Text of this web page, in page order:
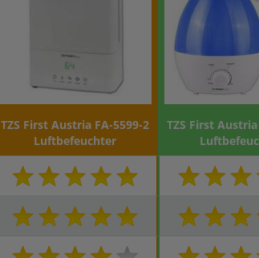
TZS First Austria FA-5599-2
Luftbefeuchter
TZS First Austria